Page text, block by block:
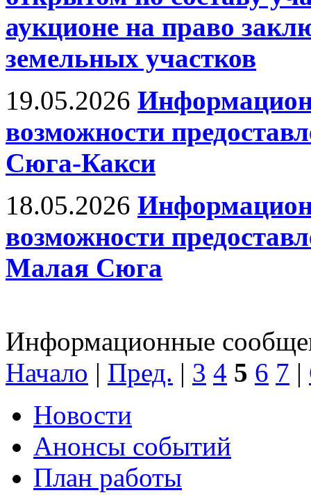
аукционе на право
земельных участков
19.05.2026
возможности
Сюга-Какси
18.05.2026
возможности
Малая Сюга
Информационные
Начало | Пред. | 3 4 5 6 7 |
Новости
Анонсы событий
План работы